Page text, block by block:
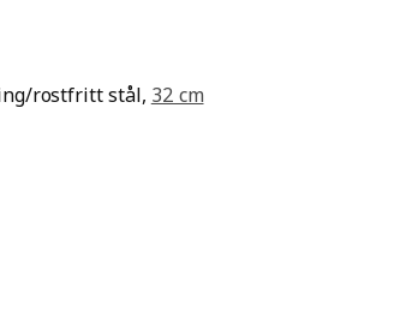
rostfritt stål, 32 cm
/ 5 stjärnor. Totalt antal recensioner: 318